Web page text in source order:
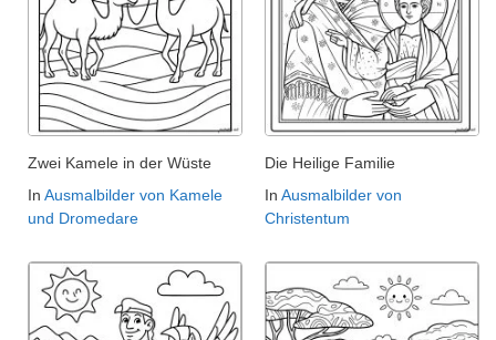
Zwei Kamele in der Wüste
In Ausmalbilder von Kamele
und Dromedare
Die Heilige Familie
In Ausmalbilder von
Christentum